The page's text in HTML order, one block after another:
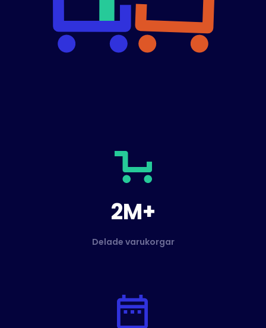
2M+
Delade varukorgar